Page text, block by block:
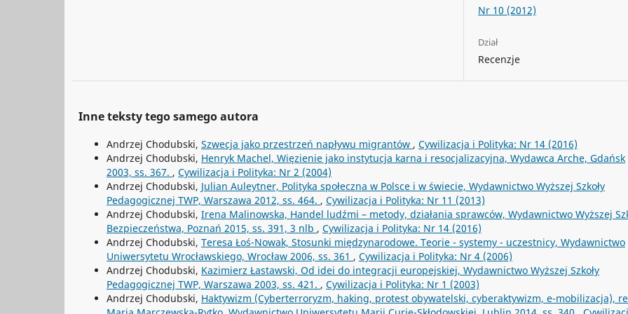
Nr 10 (2012)
Dział
Recenzje
Inne teksty tego samego autora
Andrzej Chodubski, Szwecja jako przestrzeń napływu migrantów , Cywilizacja i Polityka: Nr 14 (2016)
Andrzej Chodubski, Henryk Machel, Więzienie jako instytucja karna i resocjalizacyjna, Wydawca Arche, Gdańsk
2003, ss. 367. , Cywilizacja i Polityka: Nr 2 (2004)
Andrzej Chodubski, Julian Auleytner, Polityka społeczna w Polsce i w świecie, Wydawnictwo Wyższej Szkoły
Pedagogicznej TWP, Warszawa 2012, ss. 464. , Cywilizacja i Polityka: Nr 11 (2013)
Andrzej Chodubski, Irena Malinowska, Handel ludźmi – metody, działania sprawców, Wydawnictwo Wyższej
Bezpieczeństwa, Poznań 2015, ss. 391, 3 nlb , Cywilizacja i Polityka: Nr 14 (2016)
Andrzej Chodubski, Teresa Łoś-Nowak, Stosunki międzynarodowe. Teorie - systemy - uczestnicy, Wydawnictwo
Uniwersytetu Wrocławskiego, Wrocław 2006, ss. 361 , Cywilizacja i Polityka: Nr 4 (2006)
Andrzej Chodubski, Kazimierz Łastawski, Od idei do integracji europejskiej, Wydawnictwo Wyższej Szkoły
Pedagogicznej TWP, Warszawa 2003, ss. 421. , Cywilizacja i Polityka: Nr 1 (2003)
Andrzej Chodubski, Haktywizm (Cyberterroryzm, haking, protest obywatelski, cyberaktywizm, e-mobilizacja),